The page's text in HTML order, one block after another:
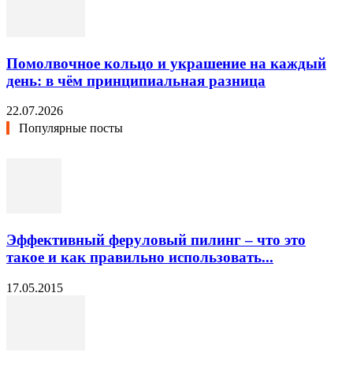
Помолвочное кольцо и украшение на каждый
день: в чём принципиальная разница
22.07.2026
Популярные посты
Эффективный феруловый пилинг – что это
такое и как правильно использовать...
17.05.2015